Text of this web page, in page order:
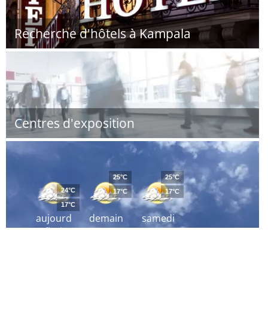
Recherche d'hôtels à Kampala
Centres d'exposition
aujourd
´hui
24°C
17°C
demain
25°C
17°C
samedi
25°C
17°C